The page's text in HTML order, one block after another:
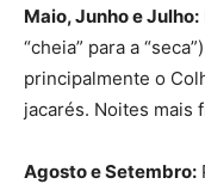
Maio, Junho e Julho:
“cheia” para a
principalmente o
jacarés. Noites mais
Agosto e Setembro: